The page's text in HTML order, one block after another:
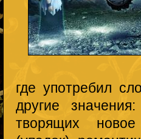
где употребил
другие
творящих